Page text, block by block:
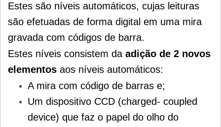
Estes são níveis automáticos, cujas leituras
são efetuadas de forma digital em uma mira
gravada com códigos de barra.
Estes níveis consistem da adição de 2 novos
elementos aos níveis automáticos:
A mira com código de barras e;
Um dispositivo CCD (charged- coupled
device) que faz o papel do olho do